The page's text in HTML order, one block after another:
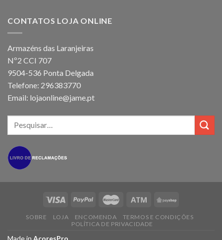
CONTATOS LOJA ONLINE
Armazéns das Laranjeiras
Nº2 CCI 707
9504-536 Ponta Delgada
Telefone: 296383770
Email: lojaonline@jame.pt
SOBRE LOJA ENCOMENDA
TERMOS E CONDIÇÕES
POLÍTICA DE PRIVACIDADE
Made in AcoresPro